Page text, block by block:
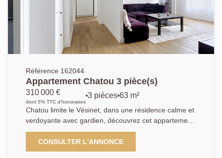
d'une famille. Le bien bénéficie également d'un sous-
sol total de 87,88 m² en rez-de-jardin, offrant de
nombreuses possibilités : garage, atelier, espace de
stockage, salle de sport, salle de jeux ou
aménagement selon vos projets. Et une dépendance
dans le jardin.
Référence 162044
Appartement Chatou 3 pièce(s)
310 000 €
dont 5% TTC d'honoraires
3 pièces 63 m²
Chatou limite le Vésinet, dans une résidence calme et
verdoyante avec gardien, découvrez cet appartement
en parfait état, traversant, très lumineux et sans
aucun vis- à -vis, situé à 13 minutes à pied du RER du
Vésinet Centre. Il comprend une entrée, une cuisine
CONSULTER L'ANNONCE